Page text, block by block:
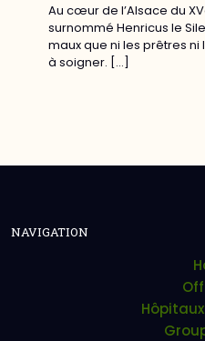
Au cœur de l’Alsace du
surnommé Henricus le
maux que ni les prêtres
à soigner. […]
NAVIGATION